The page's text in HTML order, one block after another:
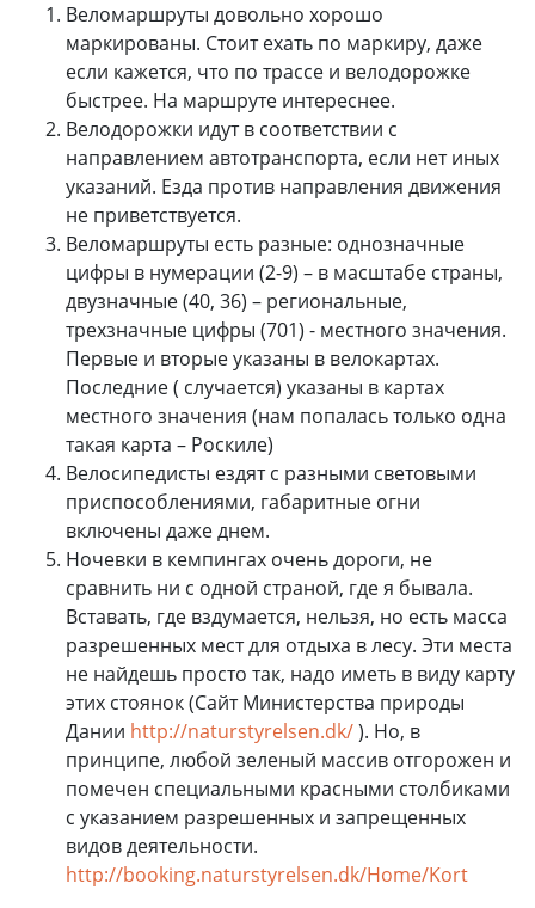
Веломаршруты довольно хорошо
маркированы. Стоит ехать по маркиру, даже
если кажется, что по трассе и велодорожке
быстрее. На маршруте интереснее.
Велодорожки идут в соответствии с
направлением автотранспорта, если нет иных
указаний. Езда против направления движения
не приветствуется.
Веломаршруты есть разные: однозначные
цифры в нумерации (2-9) – в масштабе страны,
двузначные (40, 36) – региональные,
трехзначные цифры (701) - местного значения.
Первые и вторые указаны в велокартах.
Последние ( случается) указаны в картах
местного значения (нам попалась только одна
такая карта – Роскиле)
Велосипедисты ездят с разными световыми
приспособлениями, габаритные огни
включены даже днем.
Ночевки в кемпингах очень дороги, не
сравнить ни с одной страной, где я бывала.
Вставать, где вздумается, нельзя, но есть масса
разрешенных мест для отдыха в лесу. Эти места
не найдешь просто так, надо иметь в виду карту
этих стоянок (Сайт Министерства природы
Дании http://naturstyrelsen.dk/). Но, в
принципе, любой зеленый массив отгорожен и
помечен специальными красными столбиками
с указанием разрешенных и запрещенных
видов деятельности.
http://booking.naturstyrelsen.dk/Home/Kort